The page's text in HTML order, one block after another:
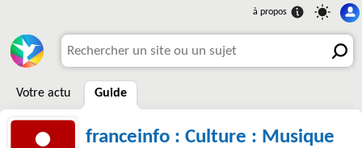
Votre actu Guide
franceinfo : Culture : Musique